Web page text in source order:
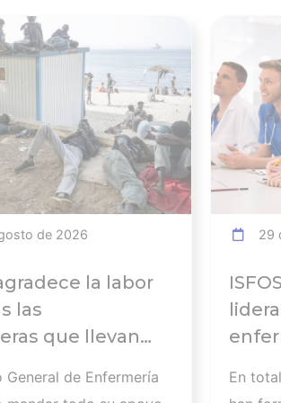
de 2026
la labor
las
que llevan
General de Enfermería
29
En